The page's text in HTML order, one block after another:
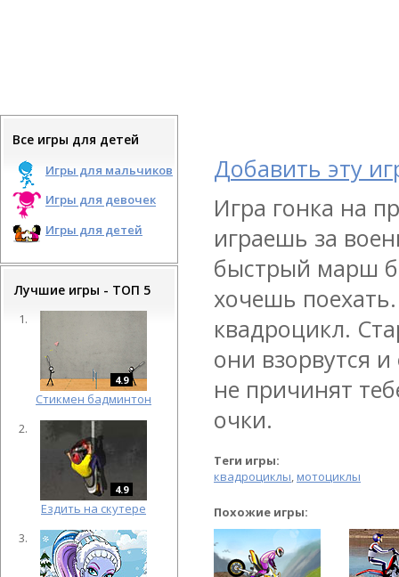
Все игры для детей
Игры для мальчиков
Игры для девочек
Игры для детей
Лучшие игры - ТОП 5
4.9
Cтикмен бадминтон
4.9
Ездить на скутере
Добавить эту
Игра гонка на
играешь за
быстрый марш
хочешь
квадроцикл.
они взорвутся
не причинят
очки.
Теги игры:
квадроциклы, мотоциклы
Похожие игры: